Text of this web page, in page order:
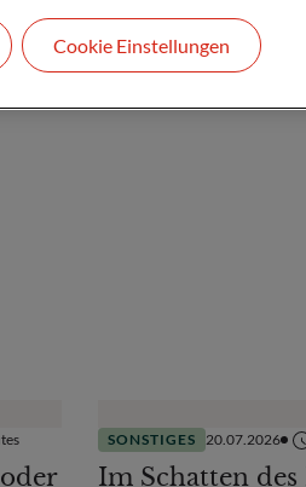
hat einen Bachelor-
SONSTIGES 20.07.2026
Im Schatten
Cookie Einstellungen